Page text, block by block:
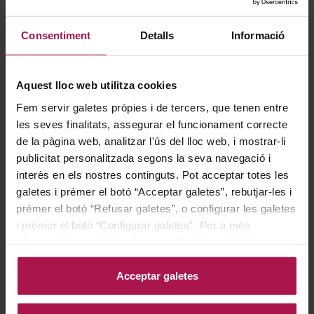
Consentiment Detalls Informació
Aquest lloc web utilitza cookies
Fem servir galetes pròpies i de tercers, que tenen entre
les seves finalitats, assegurar el funcionament correcte
de la pàgina web, analitzar l'ús del lloc web, i mostrar-li
publicitat personalitzada segons la seva navegació i
interès en els nostres continguts. Pot acceptar totes les
galetes i prémer el botó “Acceptar galetes”, rebutjar-les i
prémer el botó “Refusar galetes”, o configurar les galetes
i prémer el botó “Configurar galetes”. Per a més
Acceptar galetes
Gastronomía
espanyola, especialment amb tapes variades, pernil
ibèric i embotits curats. La seva estructura i els seus
matisos especiats el fan ideal per a carns vermelles a la
graella o estofades, així com per a guisats contundents
de vedella o xai.
Historia bodega
Inspirat en la història real dels convictes britànics que,
entre els segles XVIII i XIX, van ser deportats a Austràlia